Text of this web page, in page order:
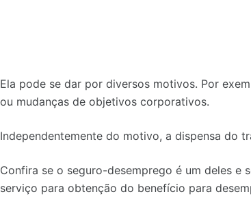
Ela pode se dar por diversos motivos. Por
ou mudanças de objetivos corporativos.
Independentemente do motivo, a dispensa do
Confira se o seguro-desemprego é um deles
serviço para obtenção do benefício para